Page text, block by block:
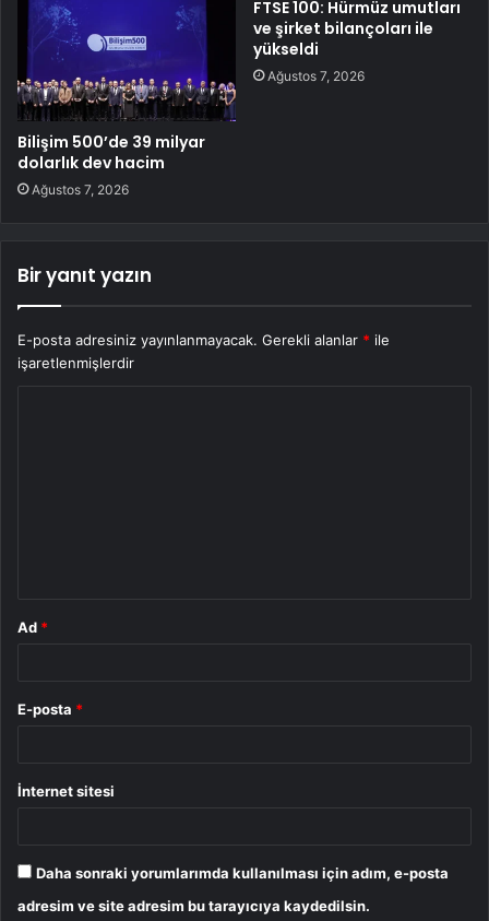
Bilişim 500’de 39 milyar
dolarlık dev hacim
Ağustos 7, 2026
FTSE 100: Hürmüz umutları
ve şirket bilançoları ile
yükseldi
Ağustos 7, 2026
Bir yanıt yazın
E-posta adresiniz yayınlanmayacak. Gerekli alanlar * ile
işaretlenmişlerdir
Ad *
E-posta *
İnternet sitesi
Daha sonraki yorumlarımda kullanılması için adım, e-posta
adresim ve site adresim bu tarayıcıya kaydedilsin.